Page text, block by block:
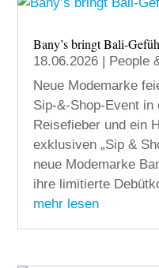
Bany’s bringt Bali-
18.06.2026 | People
Neue Modemarke
Sip-&-Shop-Event
Reisefieber und ein
exklusiven „Sip &
neue Modemarke
ihre limitierte
mehr lesen